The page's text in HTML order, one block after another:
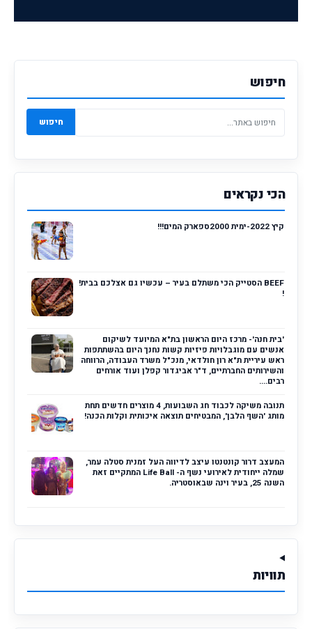
חיפוש
חיפוש
הכי נקראים
קיץ 2022-ימית 2000ספארק המים!!!
BEEF הסטייק הכי משתלם בעיר – עכשיו גם אצלכם בבית!
!
'בית חנה'- מרכז היום הראשון בת"א המיועד לשיקום
אנשים עם מוגבלויות פיזיות קשות נחנך היום בהשתתפות
ראש עיריית ת"א רון חולדאי, מנכ"ל משרד העבודה, הרווחה
והשירותים החברתיים, ד"ר אביגדור קפלן ועוד אורחים
רבים....
תנובה משיקה לכבוד חג השבועות, 4 מוצרים חדשים תחת
מותג 'השף הלבן', המבטיחים תוצאה איכותית וקלות הכנה!
המעצב דרור קונטנטו עיצב לדיווה העל זמנית סטלה עמר,
שמלה ייחודית לאירועי נשף ה- Life Ball המתקיים זאת
השנה 25, בעיר וינה שבאוסטריה.
תוויות